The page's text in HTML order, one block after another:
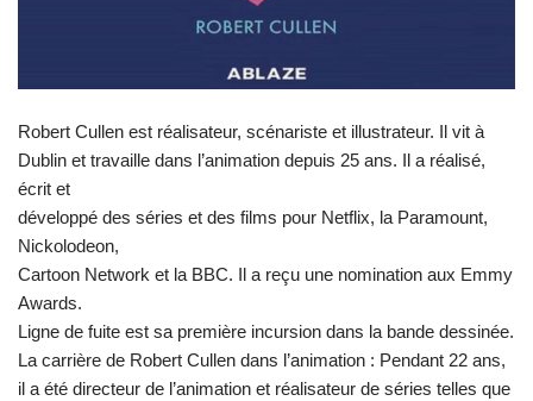
Robert Cullen est réalisateur, scénariste et illustrateur. Il vit à
Dublin et travaille dans l’animation depuis 25 ans. Il a réalisé,
écrit et
développé des séries et des films pour Netflix, la Paramount,
Nickolodeon,
Cartoon Network et la BBC. Il a reçu une nomination aux Emmy
Awards.
Ligne de fuite est sa première incursion dans la bande dessinée.
La carrière de Robert Cullen dans l’animation : Pendant 22 ans,
il a été directeur de l’animation et réalisateur de séries telles que